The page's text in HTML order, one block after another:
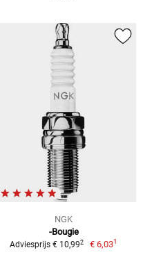
NGK
-Bougie
Adviesprijs € 10,992 € 6,031